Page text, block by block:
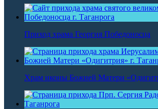
Приход храма Георгия Победоносца
Храм иконы Божией Матери